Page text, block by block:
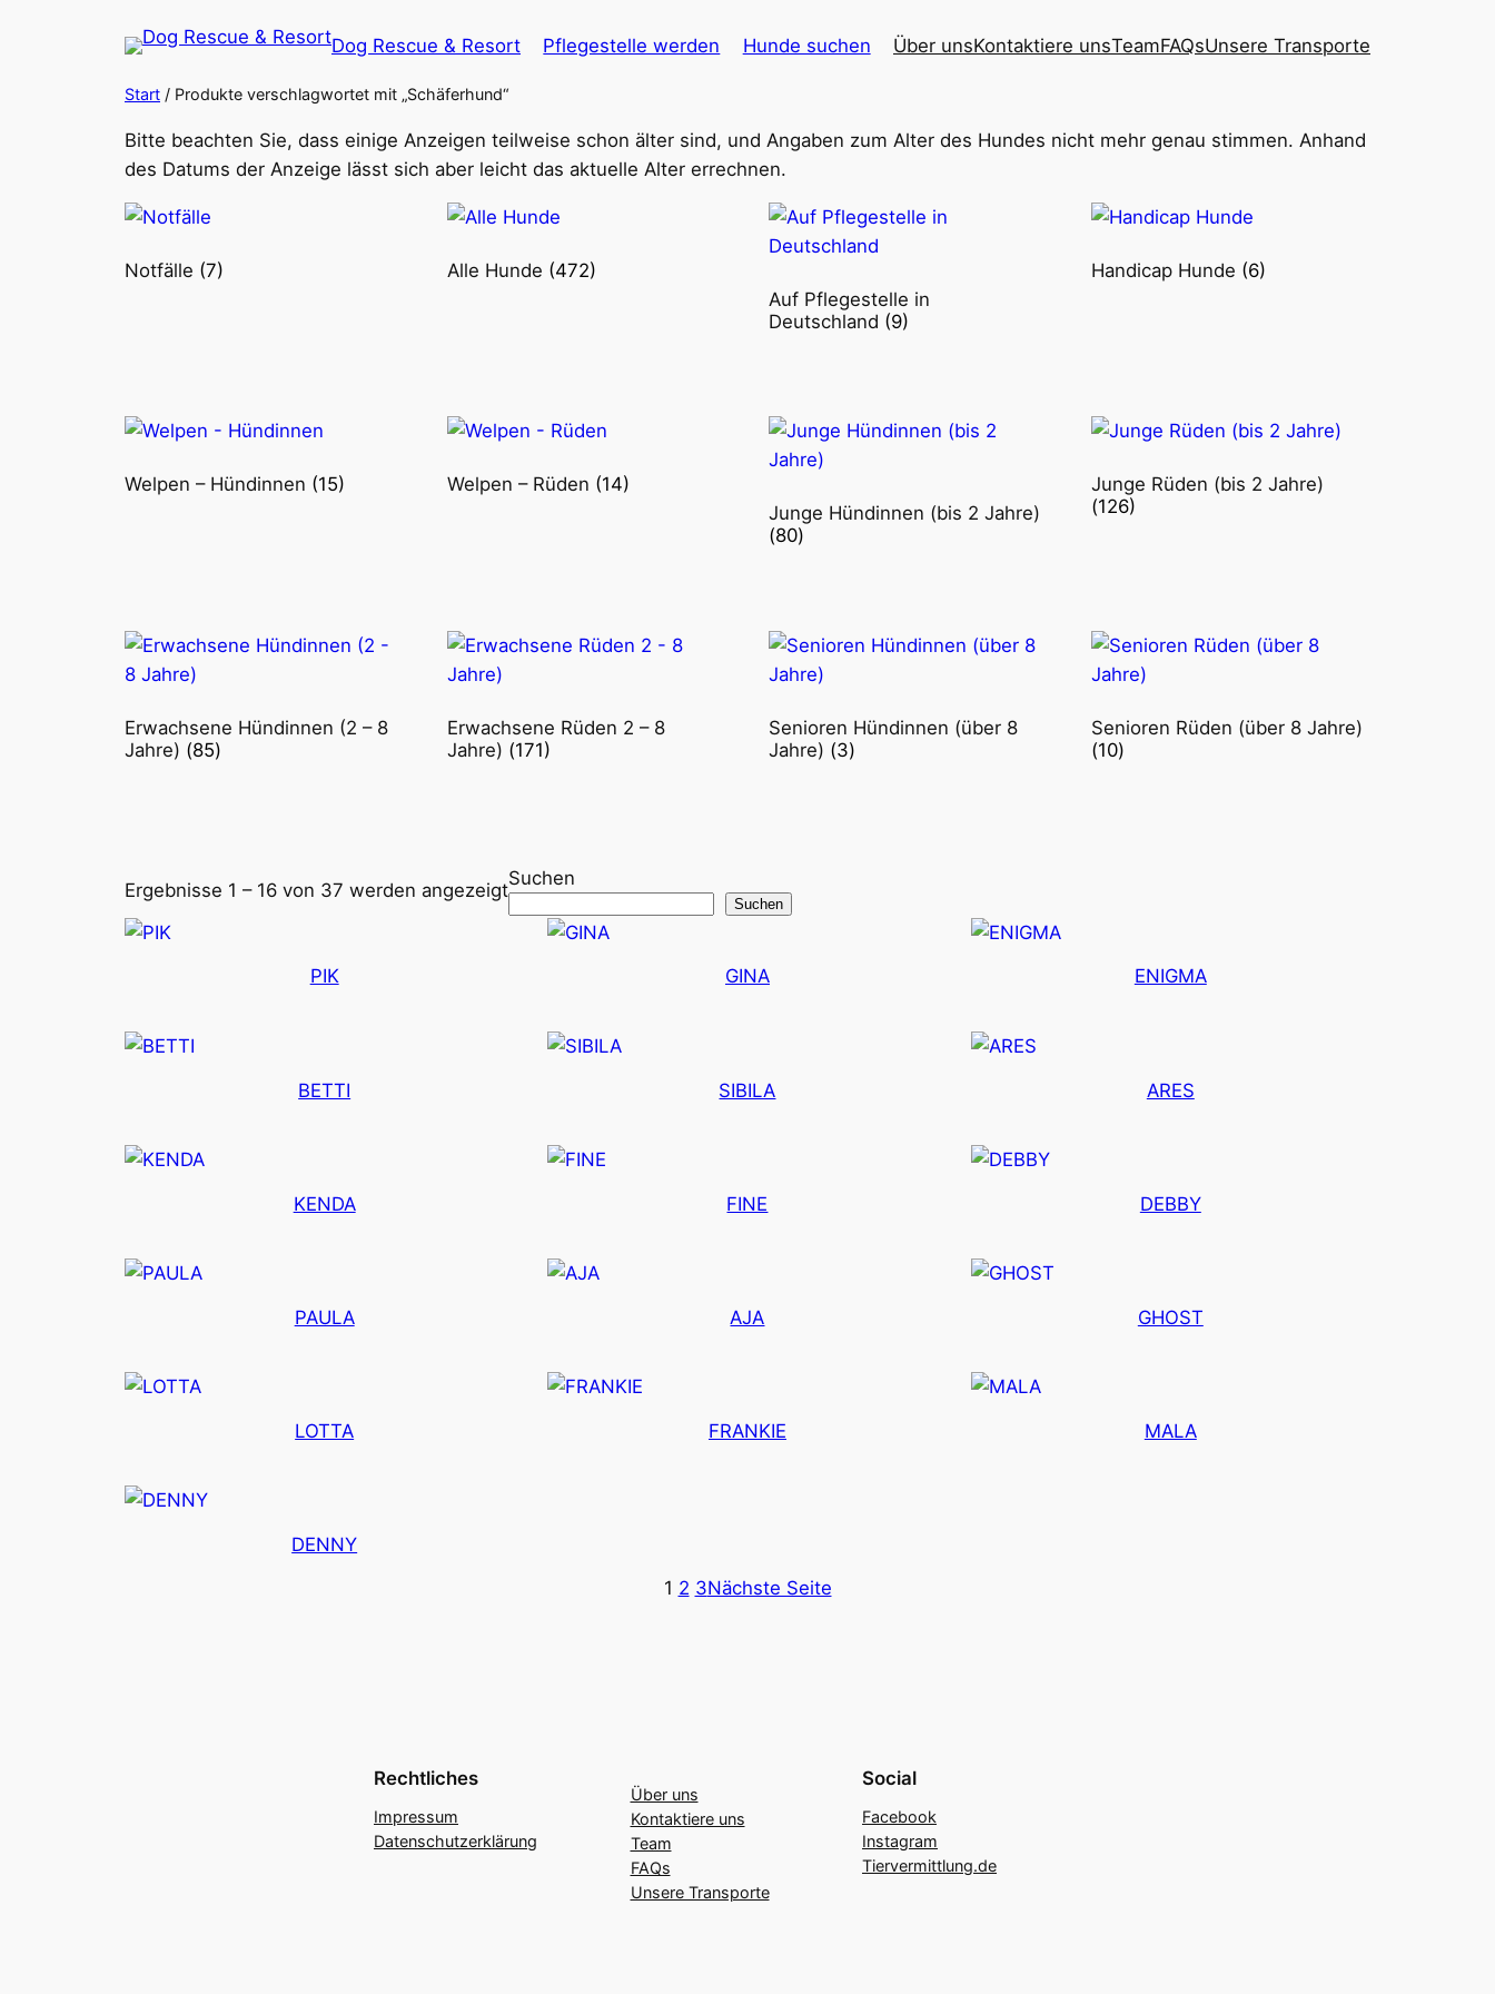
Dog Rescue & Resort Pflegestelle werden Hunde suchen Über unsKontaktiere unsTeamFAQsUnsere Transporte
Start / Produkte verschlagwortet mit „Schäferhund“
Bitte beachten Sie, dass einige Anzeigen teilweise schon älter sind, und Angaben zum Alter des Hundes nicht mehr genau stimmen. Anhand
des Datums der Anzeige lässt sich aber leicht das aktuelle Alter errechnen.
Notfälle (7) Alle Hunde (472)
Auf Pflegestelle in
Deutschland (9)
Handicap Hunde (6)
Welpen – Hündinnen (15) Welpen – Rüden (14)
Junge Hündinnen (bis 2 Jahre)
(80)
Junge Rüden (bis 2 Jahre)
(126)
Erwachsene Hündinnen (2 – 8
Jahre) (85)
Erwachsene Rüden 2 – 8
Jahre) (171)
Senioren Hündinnen (über 8
Jahre) (3)
Senioren Rüden (über 8 Jahre)
(10)
Ergebnisse 1 – 16 von 37 werden angezeigtNach
Aktualität
sortiert
Suchen
Suchen
PIK GINA ENIGMA
BETTI SIBILA ARES
KENDA FINE DEBBY
PAULA AJA GHOST
LOTTA FRANKIE MALA
DENNY
1 2 3Nächste Seite
Rechtliches
Impressum
Datenschutzerklärung
Über uns
Kontaktiere uns
Team
FAQs
Unsere Transporte
Social
Facebook
Instagram
Tiervermittlung.de